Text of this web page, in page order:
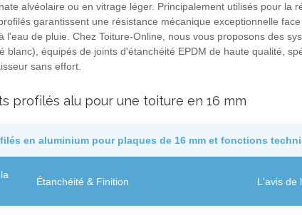
alvéolaire ou en vitrage léger. Principalement utilisés pour la
garantissent une résistance mécanique exceptionnelle
de pluie. Chez Toiture-Online, nous vous proposons des
blanc), équipés de joints d'étanchéité EPDM de haute qualité,
sans effort.
profilés alu pour une toiture en 16 mm
en aluminium pour plaques de 16 mm et fonctions
Étanchéité & Finition L'avis de